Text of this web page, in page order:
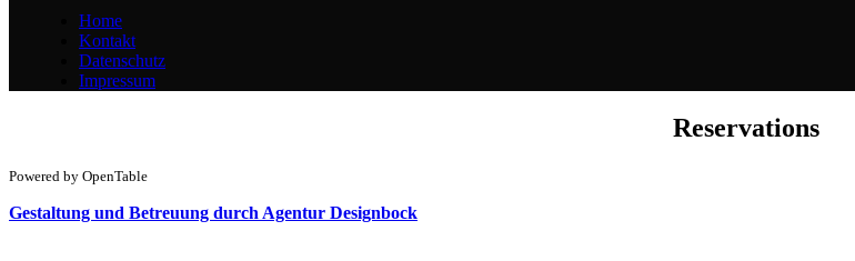
Home
Kontakt
Datenschutz
Impressum
Reservations
Powered by OpenTable
Gestaltung und Betreuung durch Agentur Designbock